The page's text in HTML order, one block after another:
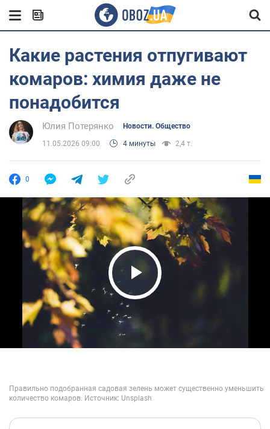
Какие растения отпугивают
комаров: химия даже не
понадобится
Юлия Потерянко Новости. Общество
11.05.2026 09:00 4 минуты 2,4 т.
0
Play Video